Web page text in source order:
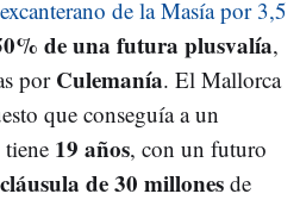
de la Masía por 3,5
de una futura plusvalía,
por Culemanía. El Mallorca
que conseguía a un
19 años, con un futuro
cláusula de 30 millones de